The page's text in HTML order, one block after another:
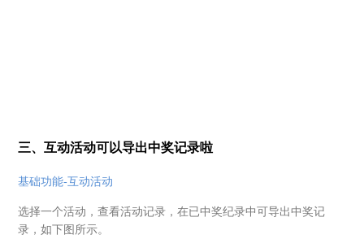
三、互动活动可以导出中奖记录啦
基础功能-互动活动
选择一个活动，查看活动记录，在已中奖纪录中可导出中奖记
录，如下图所示。